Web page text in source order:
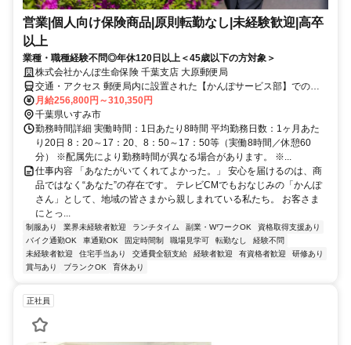
営業|個人向け保険商品|原則転勤なし|未経験歓迎|高卒
以上
業種・職種経験不問◎年休120日以上＜45歳以下の方対象＞
株式会社かんぽ生命保険 千葉支店 大原郵便局
交通・アクセス 郵便局内に設置された【かんぽサービス部】での勤
務となります
月給256,800円～310,350円
千葉県いすみ市
勤務時間詳細 実働時間：1日あたり8時間 平均勤務日数：1ヶ月あた
り20日 8：20～17：20、8：50～17：50等（実働8時間／休憩60
分） ※配属先により勤務時間が異なる場合があります。 ※...
仕事内容 「あなたがいてくれてよかった。」 安心を届けるのは、商
品ではなく“あなた”の存在です。 テレビCMでもおなじみの「かんぽ
さん」として、地域の皆さまから親しまれている私たち。 お客さま
にとっ...
制服あり 業界未経験者歓迎 ランチタイム 副業・WワークOK
資格取得支援あり
バイク通勤OK
車通勤OK 固定時間制 職場見学可 転勤なし
経験不問
未経験者歓迎
住宅手当あり 交通費全額支給 経験者歓迎 有資格者歓迎
研修あり
賞与あり
ブランクOK 育休あり
正社員